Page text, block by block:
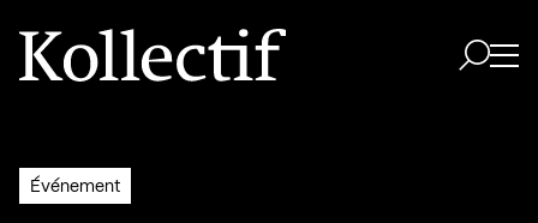
Aller à la page d'accueil
Logo Kollectif
Événement